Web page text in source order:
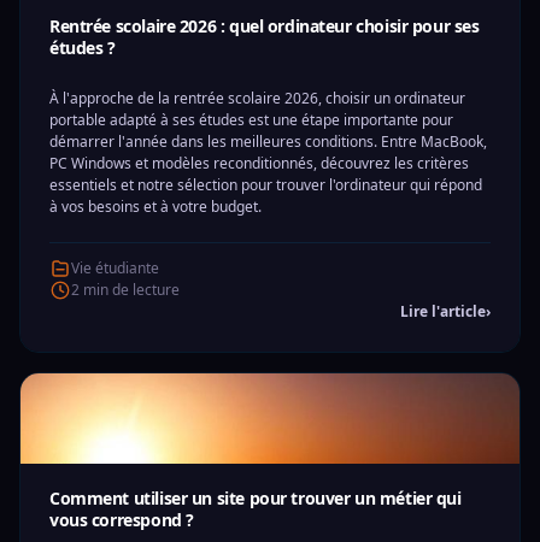
Rentrée scolaire 2026 : quel ordinateur choisir pour ses
études ?
À l'approche de la rentrée scolaire 2026, choisir un ordinateur
portable adapté à ses études est une étape importante pour
démarrer l'année dans les meilleures conditions. Entre MacBook,
PC Windows et modèles reconditionnés, découvrez les critères
essentiels et notre sélection pour trouver l'ordinateur qui répond
à vos besoins et à votre budget.
Vie étudiante
2 min de lecture
Lire l'article›
Comment utiliser un site pour trouver un métier qui
vous correspond ?